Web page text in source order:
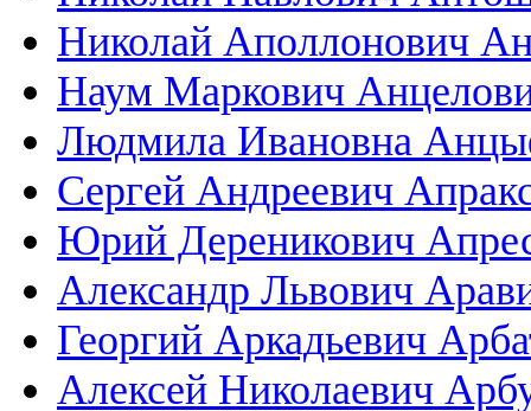
Николай Аполлонович
Наум Маркович
Людмила Ивановна
Сергей Андреевич
Юрий Дереникович
Александр Львович
Георгий Аркадьевич
Алексей Николаевич